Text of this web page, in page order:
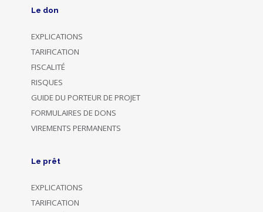
Le don
EXPLICATIONS
TARIFICATION
FISCALITÉ
RISQUES
GUIDE DU PORTEUR DE PROJET
FORMULAIRES DE DONS
VIREMENTS PERMANENTS
Le prêt
EXPLICATIONS
TARIFICATION